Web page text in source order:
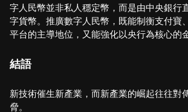
字人民幣並非私人穩定幣，而是由中央銀行
字貨幣。推廣數字人民幣，既能制衡支付寶
平台的主導地位，又能強化以央行為核心的
結語
新技術催生新產業，而新產業的崛起往往對
脅。